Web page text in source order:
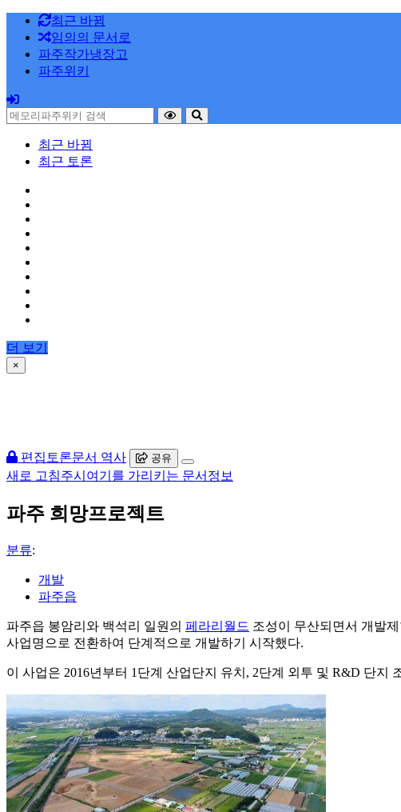
최근 바뀜
임의의 문서로
파주작가냉장고
파주위키
최근 바뀜
최근 토론
더 보기
×
편집 토론문서 역사 공유
새로 고침주시 여기를 가리키는 문서 정보
파주 희망프로젝트
분류:
개발
파주읍
파주읍 봉암리와 백석리 일원의 페라리월드 조성이 무산되면서 개발
사업명으로 전환하여 단계적으로 개발하기 시작했다.
이 사업은 2016년부터 1단계 산업단지 유치, 2단계 외투 및 R&D 단지